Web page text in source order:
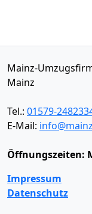
Mainz-
Mainz
Tel.: 01579-
E-Mail:
Öffnungszeiten:
Impressum
Datenschutz